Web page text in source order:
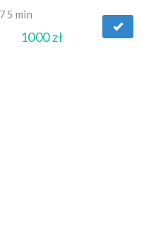
75 min
1000 zł